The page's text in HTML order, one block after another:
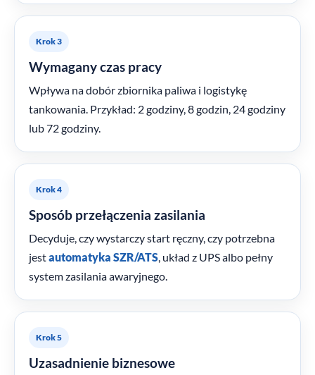
Krok 3
Wymagany czas pracy
Wpływa na dobór zbiornika paliwa i logistykę
tankowania. Przykład: 2 godziny, 8 godzin, 24 godziny
lub 72 godziny.
Krok 4
Sposób przełączenia zasilania
Decyduje, czy wystarczy start ręczny, czy potrzebna
jestautomatyka SZR/ATS , układ z UPS albo pełny
system zasilania awaryjnego.
Krok 5
Uzasadnienie biznesowe